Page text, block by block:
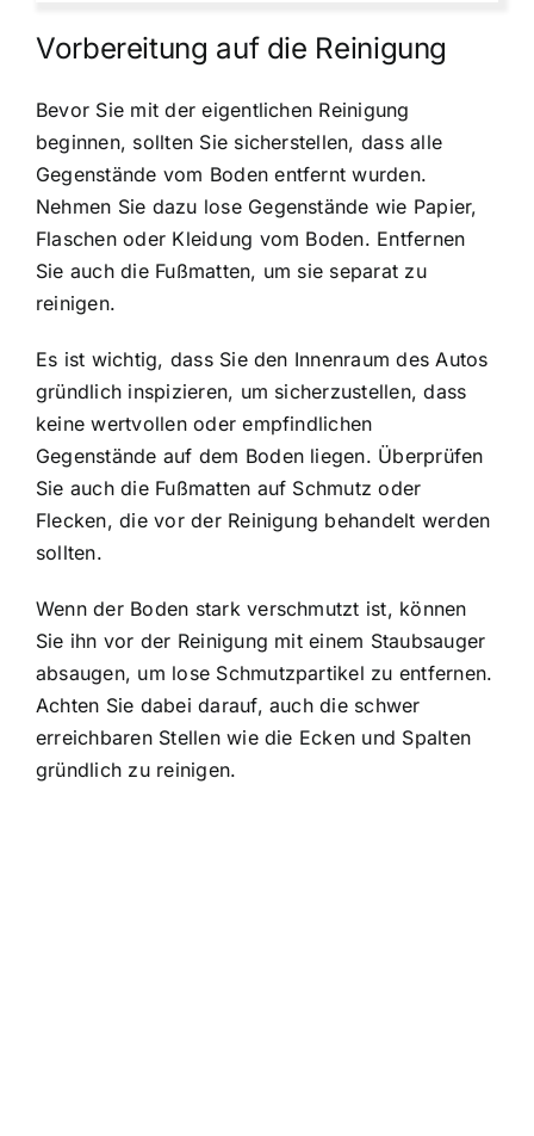
Vorbereitung auf die Reinigung
Bevor Sie mit der eigentlichen Reinigung
beginnen, sollten Sie sicherstellen, dass alle
Gegenstände vom Boden entfernt wurden.
Nehmen Sie dazu lose Gegenstände wie Papier,
Flaschen oder Kleidung vom Boden. Entfernen
Sie auch die Fußmatten, um sie separat zu
reinigen.
Es ist wichtig, dass Sie den Innenraum des Autos
gründlich inspizieren, um sicherzustellen, dass
keine wertvollen oder empfindlichen
Gegenstände auf dem Boden liegen. Überprüfen
Sie auch die Fußmatten auf Schmutz oder
Flecken, die vor der Reinigung behandelt werden
sollten.
Wenn der Boden stark verschmutzt ist, können
Sie ihn vor der Reinigung mit einem Staubsauger
absaugen, um lose Schmutzpartikel zu entfernen.
Achten Sie dabei darauf, auch die schwer
erreichbaren Stellen wie die Ecken und Spalten
gründlich zu reinigen.